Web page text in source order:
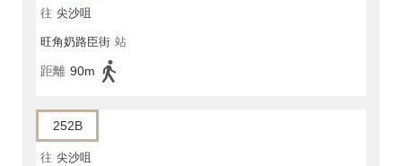
往 尖沙咀
旺角奶路臣街 站
距離 90m
252B
往 尖沙咀